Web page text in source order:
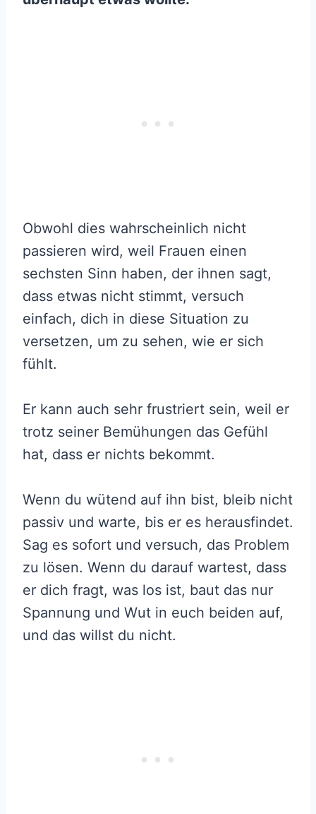
Obwohl dies wahrscheinlich nicht
passieren wird, weil Frauen einen
sechsten Sinn haben, der ihnen sagt,
dass etwas nicht stimmt, versuch
einfach, dich in diese Situation zu
versetzen, um zu sehen, wie er sich
fühlt.
Er kann auch sehr frustriert sein, weil er
trotz seiner Bemühungen das Gefühl
hat, dass er nichts bekommt.
Wenn du wütend auf ihn bist, bleib nicht
passiv und warte, bis er es herausfindet.
Sag es sofort und versuch, das Problem
zu lösen. Wenn du darauf wartest, dass
er dich fragt, was los ist, baut das nur
Spannung und Wut in euch beiden auf,
und das willst du nicht.